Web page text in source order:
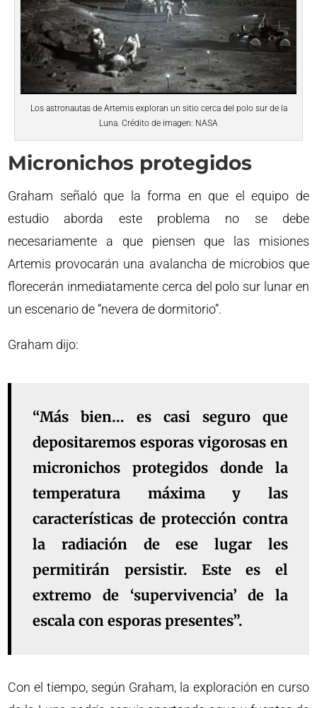
Los astronautas de Artemis exploran un sitio cerca del polo sur de la
Luna. Crédito de imagen: NASA
Micronichos protegidos
Graham señaló que la forma en que el equipo de
estudio aborda este problema no se debe
necesariamente a que piensen que las misiones
Artemis provocarán una avalancha de microbios que
florecerán inmediatamente cerca del polo sur lunar en
un escenario de “nevera de dormitorio”.
Graham dijo:
“Más bien… es casi seguro que
depositaremos esporas vigorosas en
micronichos protegidos donde la
temperatura máxima y las
características de protección contra
la radiación de ese lugar les
permitirán persistir. Este es el
extremo de ‘supervivencia’ de la
escala con esporas presentes”.
Con el tiempo, según Graham, la exploración en curso